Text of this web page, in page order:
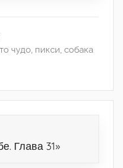
чудо, пикси, собака
Глава 31»